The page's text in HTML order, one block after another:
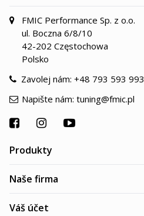
FMIC Performance Sp. z o.o.
ul. Boczna 6/8/10
42-202 Częstochowa
Polsko
Zavolej nám: +48 793 593 993
Napište nám: tuning@fmic.pl
Produkty
Naše firma
Váš účet